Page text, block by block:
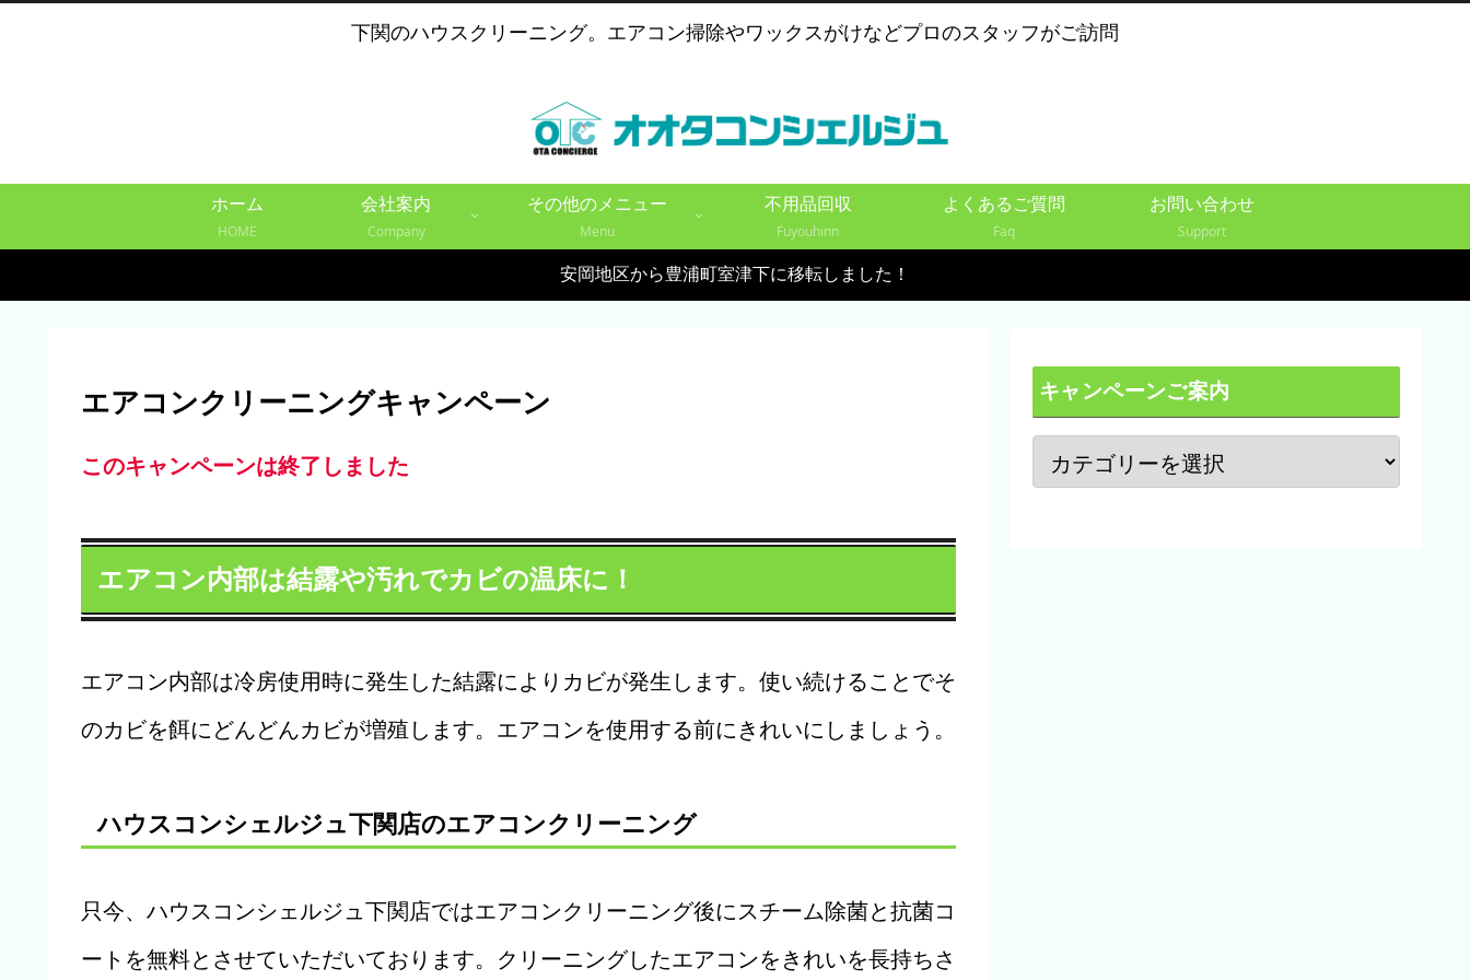
下関のハウスクリーニング。エアコン掃除やワックスがけなどプロのスタッフがご訪問
ホーム
HOME
会社案内
Company
その他のメニュー
Menu
不用品回収
Fuyouhinn
よくあるご質問
Faq
お問い合わせ
Support
安岡地区から豊浦町室津下に移転しました！
エアコンクリーニングキャンペーン
このキャンペーンは終了しました
エアコン内部は結露や汚れでカビの温床に！
エアコン内部は冷房使用時に発生した結露によりカビが発生します。使い続けることでそ
のカビを餌にどんどんカビが増殖します。エアコンを使用する前にきれいにしましょう。
ハウスコンシェルジュ下関店のエアコンクリーニング
只今、ハウスコンシェルジュ下関店ではエアコンクリーニング後にスチーム除菌と抗菌コ
ートを無料とさせていただいております。クリーニングしたエアコンをきれいを長持ちさ
キャンペーンご案内